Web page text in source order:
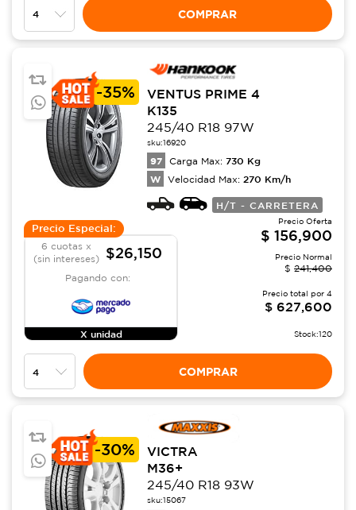
COMPRAR
-35%
VENTUS PRIME 4
K135
245/40 R18 97W
sku:16920
97 Carga Max: 730 Kg
W Velocidad Max: 270 Km/h
H/T - CARRETERA
Precio Especial:
6 cuotas x
(sin intereses)
$26,150
Pagando con:
X unidad
Precio Oferta
$ 156,900
Precio Normal
$ 241,400
Precio total por 4
$ 627,600
Stock:120
COMPRAR
-30%
VICTRA
M36+
245/40 R18 93W
sku:15067